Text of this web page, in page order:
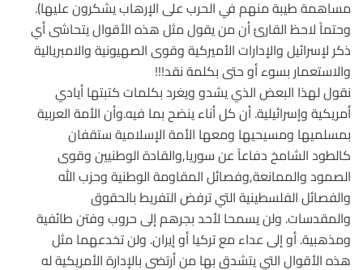
مساهمة طيبة منهم في الحرب على الإرهاب يشكرون عليها).
وحتماً لاحظ القارئ أن من يقول مثل هذه الأقوال يتحاشى أي
ذكر لإسرائيل والإدارات الأميركية وقوى الصهيونية والامبريالية
والاستعمار بسوء أو حتى بكلمة نقد!!!
نقول لهذا البعض الذي يشدو ويغرد بكلمات كتبتها أيادي
أمريكية وإسرائيلية. أن كل أناء ينضح بما فيه.وأن الأمة العربية
بمسلميها ومسيحيها ومعها الأمة الإسلامية ستقفان
كالطود الشامخ دفاعاً عن سوريا,والقادة الوطنيين وقوى
الصمود والممانعة,وفصائل المقاومة الوطنية وحزب الله
والفصائل الفلسطينية التي ترفض التفريط بالحقوق
والمقدسات. ولن يسمحا لأحد بجرهم إلى حروب وفتن طائفية
ومذهبية. أو إلى عداء مع تركيا أو إيران. ولن تخدعهما مثل
هذه الأقوال التي يتشدق بها من أرتضى بالإدارة الأمريكية له